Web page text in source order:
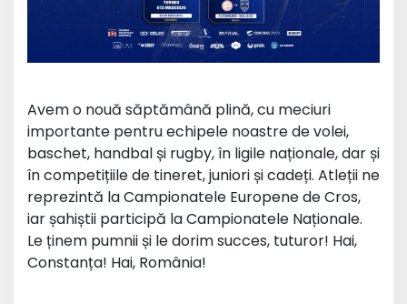
Avem o nouă săptămână plină, cu meciuri
importante pentru echipele noastre de volei,
baschet, handbal și rugby, în ligile naționale, dar și
în competițiile de tineret, juniori și cadeți. Atleții ne
reprezintă la Campionatele Europene de Cros,
iar șahiștii participă la Campionatele Naționale.
Le ținem pumnii și le dorim succes, tuturor! Hai,
Constanța! Hai, România!